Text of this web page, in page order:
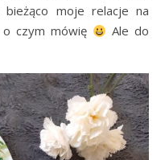
moje relacje na
o czym mówię
Ale do